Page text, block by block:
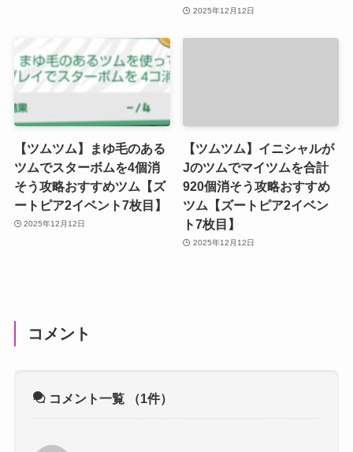
2025年12月12日
【ツムツム】まゆ毛のある
ツムでスターボムを4個消
そう攻略おすすめツム【ズ
ートピア2イベント7枚目】
2025年12月12日
【ツムツム】イニシャルが
Jのツムでマイツムを合計
920個消そう攻略おすすめ
ツム【ズートピア2イベン
ト7枚目】
2025年12月12日
コメント
コメント一覧 （1件）